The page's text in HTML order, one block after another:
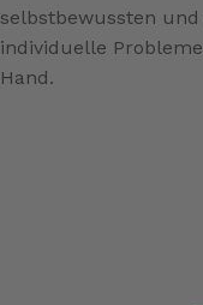
selbstbewussten
individuelle
Hand.